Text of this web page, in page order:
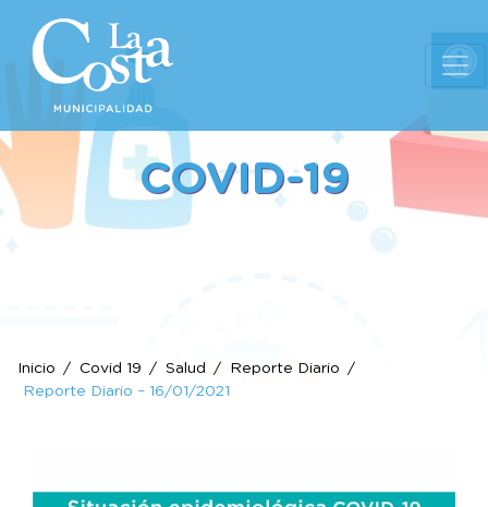
COVID-19
Inicio Covid 19 Salud
Reporte Diario
Reporte Diario – 16/01/2021